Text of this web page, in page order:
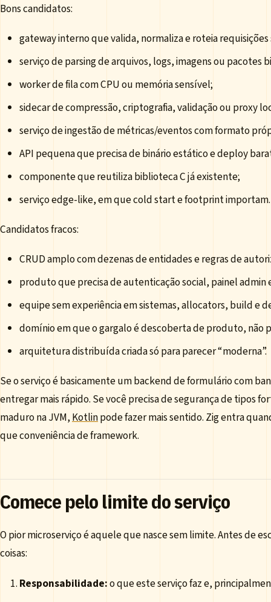
Bons candidatos:
gateway interno que valida, normaliza e roteia
serviço de parsing de arquivos, logs, imagens ou pacotes
worker de fila com CPU ou memória sensível;
sidecar de compressão, criptografia, validação ou proxy
serviço de ingestão de métricas/eventos com formato
API pequena que precisa de binário estático e deploy
componente que reutiliza biblioteca C já existente;
serviço edge-like, em que cold start e footprint importam.
Candidatos fracos:
CRUD amplo com dezenas de entidades e regras de
produto que precisa de autenticação social, painel admin
equipe sem experiência em sistemas, allocators, build e
domínio em que o gargalo é descoberta de produto, não
arquitetura distribuída criada só para parecer “moderna”.
Se o serviço é basicamente um backend de formulário com
entregar mais rápido. Se você precisa de segurança de tipos
maduro na JVM,Kotlinpode fazer mais sentido. Zig entra
que conveniência de framework.
Comece pelo limite do serviço
O pior microserviço é aquele que nasce sem limite. Antes de
coisas:
Responsabilidade:o que este serviço faz e,